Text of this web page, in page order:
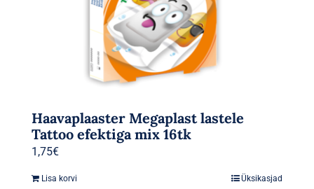
Haavaplaaster Megaplast lastele
Tattoo efektiga mix 16tk
1,75€
Lisa korvi Üksikasjad